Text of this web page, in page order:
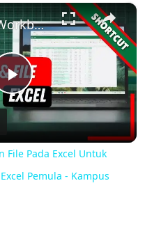
×
Play
Video
7 Shortcut Workbook dan File Pada Excel Untuk Pengguna Pro - Tutorial Excel Pemula - Kampus Office
File Pada Excel Untuk
Pemula - Kampus